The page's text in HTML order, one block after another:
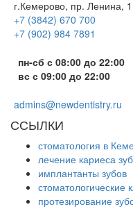
г.Кемерово, пр. Ленина,
+7 (3842) 670 700
+7 (902) 984 7891
пн-сб с 08:00 до 22:00
вс с 09:00 до 22:00
admins@newdentistry.ru
ССЫЛКИ
стоматология в
лечение кариеса
имплантанты зубов
стоматологические
протезирование